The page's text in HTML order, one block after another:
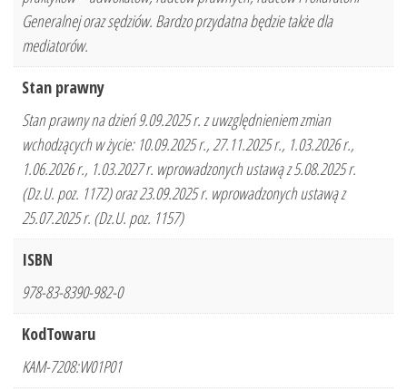
Generalnej oraz sędziów. Bardzo przydatna będzie także dla
mediatorów.
Stan prawny
Stan prawny na dzień 9.09.2025 r. z uwzględnieniem zmian
wchodzących w życie: 10.09.2025 r., 27.11.2025 r., 1.03.2026 r.,
1.06.2026 r., 1.03.2027 r. wprowadzonych ustawą z 5.08.2025 r.
(Dz.U. poz. 1172) oraz 23.09.2025 r. wprowadzonych ustawą z
25.07.2025 r. (Dz.U. poz. 1157)
ISBN
978-83-8390-982-0
KodTowaru
KAM-7208:W01P01